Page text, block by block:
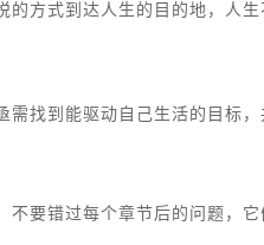
方式到达人生的目的地，人生
找到能驱动自己生活的目标
不要错过每个章节后的问题，